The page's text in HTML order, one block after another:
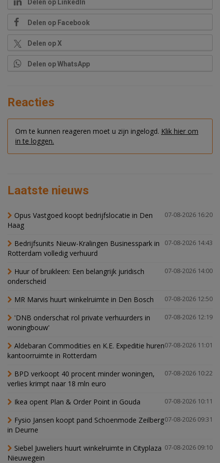
Delen op LinkedIn
Delen op Facebook
Delen op X
Delen op WhatsApp
Reacties
Om te kunnen reageren moet u zijn ingelogd. Klik hier om
in te loggen.
Laatste nieuws
07-08-2026 16:20
Opus Vastgoed koopt bedrijfslocatie in Den
Haag
07-08-2026 14:43
Bedrijfsunits Nieuw-Kralingen Businesspark in
Rotterdam volledig verhuurd
07-08-2026 14:00
Huur of bruikleen: Een belangrijk juridisch
onderscheid
07-08-2026 12:50
MR Marvis huurt winkelruimte in Den Bosch
07-08-2026 12:19
'DNB onderschat rol private verhuurders in
woningbouw'
07-08-2026 11:01
Aldebaran Commodities en K.E. Expeditie huren
kantoorruimte in Rotterdam
07-08-2026 10:22
BPD verkoopt 40 procent minder woningen,
verlies krimpt naar 18 mln euro
07-08-2026 10:11
Ikea opent Plan & Order Point in Gouda
07-08-2026 09:31
Fysio Jansen koopt pand Schoenmode Zeilberg
in Deurne
07-08-2026 09:10
Siebel Juweliers huurt winkelruimte in Cityplaza
Nieuwegein